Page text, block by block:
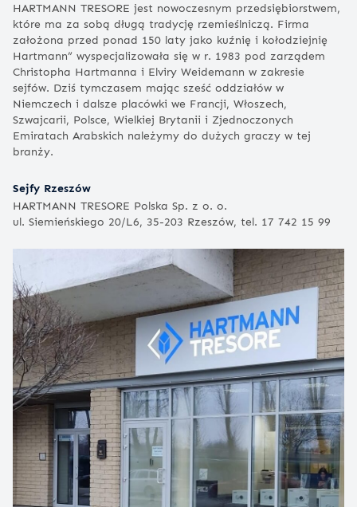
HARTMANN TRESORE jest nowoczesnym przedsiębiorstwem,
które ma za sobą długą tradycję rzemieślniczą. Firma
założona przed ponad 150 laty jako kuźnię i kołodziejnię
Hartmann” wyspecjalizowała się w r. 1983 pod zarządem
Christopha Hartmanna i Elviry Weidemann w zakresie
sejfów. Dziś tymczasem mając sześć oddziałów w
Niemczech i dalsze placówki we Francji, Włoszech,
Szwajcarii, Polsce, Wielkiej Brytanii i Zjednoczonych
Emiratach Arabskich należymy do dużych graczy w tej
branży.
Sejfy Rzeszów
HARTMANN TRESORE Polska Sp. z o. o.
ul. Siemieńskiego 20/L6, 35-203 Rzeszów, tel. 17 742 15 99